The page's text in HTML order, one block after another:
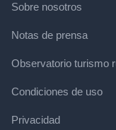
Sobre nosotros
Notas de prensa
Observatorio turismo
Condiciones de uso
Privacidad